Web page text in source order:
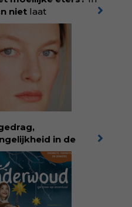
niet laat
Rolinde
achter
baart. Met
oorzaken
los te
weer een
Bestel via je lokale
over Rolinde via
in de
in eigen buik verbindt
van der Waal
aan structureel
ze reproductieve
collectieve, radicale